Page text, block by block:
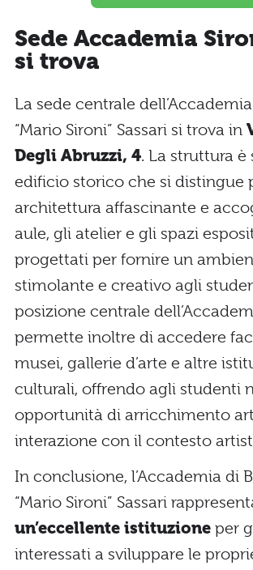
Sede Accademia
si trova
La sede centrale
“Mario Sironi” Sassari si trova in
Degli Abruzzi, 4. La struttura
edificio storico che si distingue
architettura affascinante e
aule, gli atelier e gli spazi
progettati per fornire un
stimolante e creativo agli
posizione centrale
permette inoltre di accedere
musei, gallerie d’arte e altre
culturali, offrendo agli studenti
opportunità di arricchimento
interazione con il contesto
In conclusione, l’Accademia di
“Mario Sironi” Sassari
un’eccellente istituzione per
interessati a sviluppare le